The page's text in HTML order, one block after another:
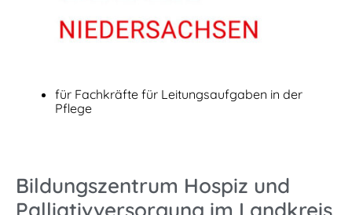
für Fachkräfte für Leitungsaufgaben in der
Pflege
Bildungszentrum Hospiz und